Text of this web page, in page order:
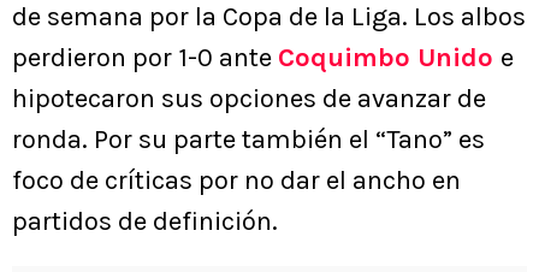
de semana por la Copa de la Liga. Los albos
perdieron por 1-0 ante Coquimbo Unido e
hipotecaron sus opciones de avanzar de
ronda. Por su parte también el “Tano” es
foco de críticas por no dar el ancho en
partidos de definición.